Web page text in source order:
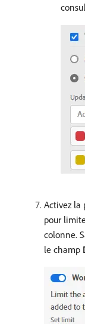
Activez la
pour
colonne.
le champ